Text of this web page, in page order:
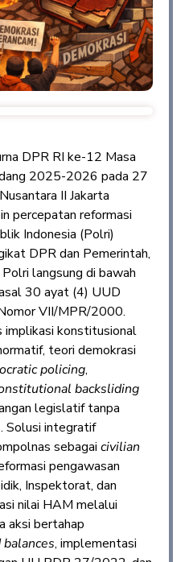
DPR RI ke-12 Masa
2025-2026 pada 27
II Jakarta
percepatan reformasi
Indonesia (Polri)
DPR dan Pemerintah,
langsung di bawah
30 ayat (4) UUD
VII/MPR/2000.
implikasi konstitusional
teori demokrasi
policing,
backsliding
legislatif tanpa
Solusi integratif
sebagai civilian
pengawasan
Inspektorat, dan
nilai HAM melalui
aksi bertahap
balances, implementasi